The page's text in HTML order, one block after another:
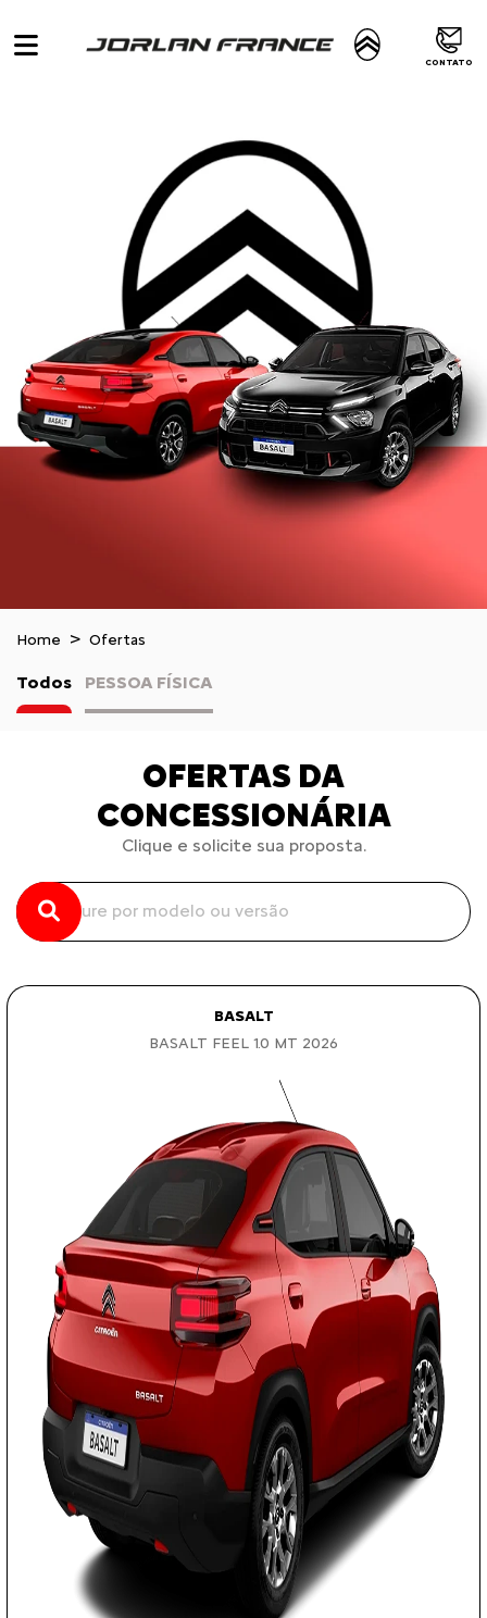
CONTATO
Home Ofertas
Todos PESSOA FÍSICA
OFERTAS DA
CONCESSIONÁRIA
Clique e solicite sua proposta.
BASALT
BASALT FEEL 1.0 MT 2026